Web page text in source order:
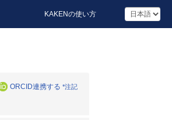
KAKENの使い方
ORCID連携する *注記